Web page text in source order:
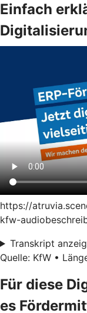
Einfach
https://
kfw-
Transkript
Quelle: KfW •
Für diese
es